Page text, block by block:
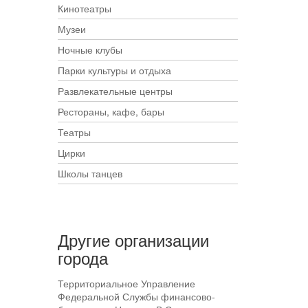
Кинотеатры
Музеи
Ночные клубы
Парки культуры и отдыха
Развлекательные центры
Рестораны, кафе, бары
Театры
Цирки
Школы танцев
Другие организации
города
Территориальное Управление
Федеральной Службы финансово-